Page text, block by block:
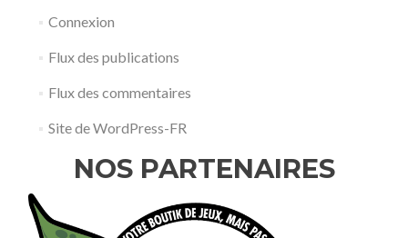
Connexion
Flux des publications
Flux des commentaires
Site de WordPress-FR
NOS PARTENAIRES